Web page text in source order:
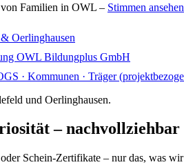
Familien in OWL – Stimmen ansehen
Oerlinghausen
OWL Bildungplus GmbH
· Kommunen · Träger
und Oerlinghausen.
– nachvollziehbar
Schein-Zertifikate – nur das, was